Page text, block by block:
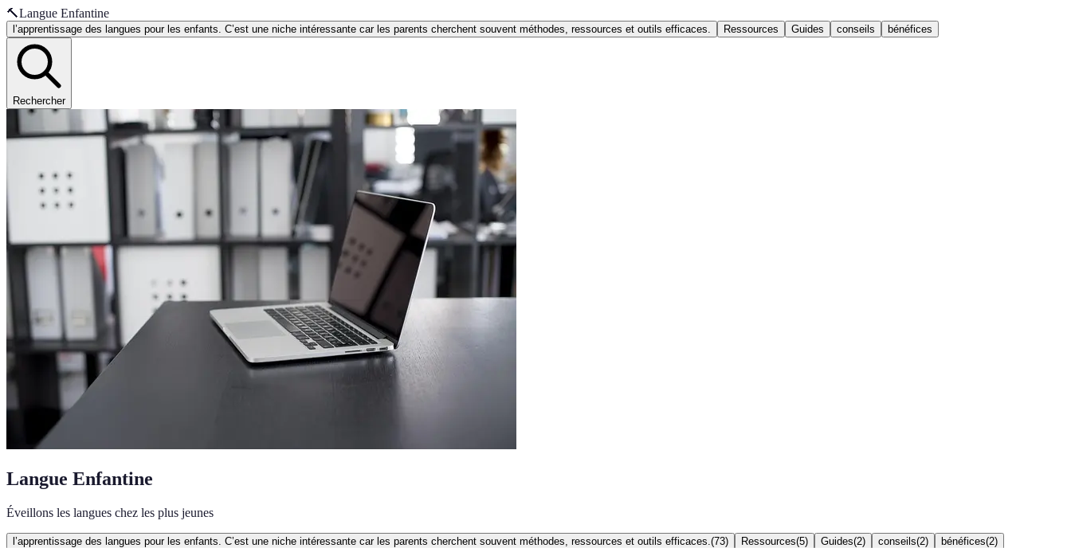
🔨Langue Enfantine
l’apprentissage des langues pour les enfants. C’est une niche intéressante car les parents cherchent souvent méthodes, ressources et outils efficaces. Ressources Guides conseils bénéfices
Rechercher
Langue Enfantine
Éveillons les langues chez les plus jeunes
l’apprentissage des langues pour les enfants. C’est une niche intéressante car les parents cherchent souvent méthodes, ressources et outils efficaces. (73) Ressources(5) Guides(2) conseils(2) bénéfices(2)